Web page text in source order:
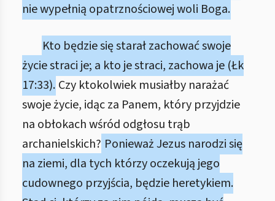
nie wypełnią opatrznościowej woli Boga.
Kto będzie się starał zachować swoje
życie straci je; a kto je straci, zachowa je (Łk
17:33). Czy ktokolwiek musiałby narażać
swoje życie, idąc za Panem, który przyjdzie
na obłokach wśród odgłosu trąb
archanielskich? Ponieważ Jezus narodzi się
na ziemi, dla tych którzy oczekują jego
cudownego przyjścia, będzie heretykiem.